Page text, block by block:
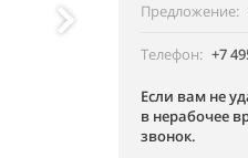
Предложение
Телефон +7
Если вам не
в нерабочее
звонок.